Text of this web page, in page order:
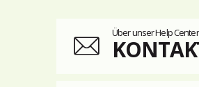
Über unser Help Center